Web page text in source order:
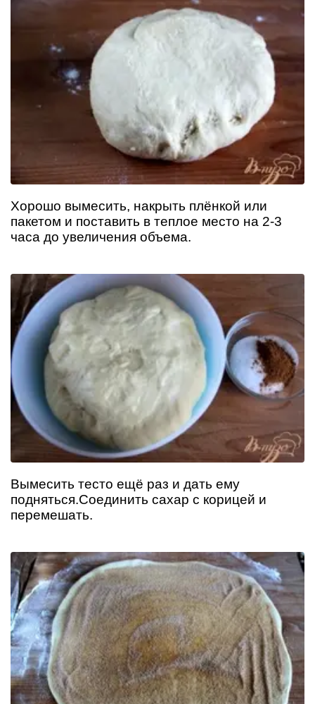
Хорошо вымесить, накрыть плёнкой или
пакетом и поставить в теплое место на 2-3
часа до увеличения объема.
Вымесить тесто ещё раз и дать ему
подняться.Соединить сахар с корицей и
перемешать.